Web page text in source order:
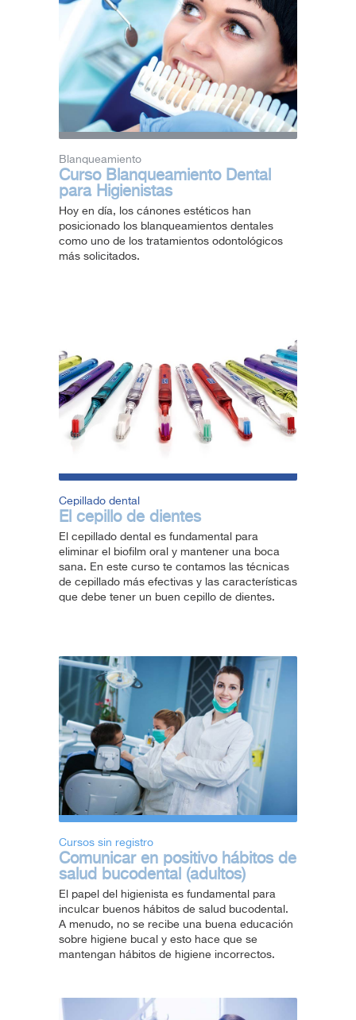
Blanqueamiento
Curso Blanqueamiento Dental
para Higienistas
Hoy en día, los cánones estéticos han
posicionado los blanqueamientos dentales
como uno de los tratamientos odontológicos
más solicitados.
Cepillado dental
El cepillo de dientes
El cepillado dental es fundamental para
eliminar el biofilm oral y mantener una boca
sana. En este curso te contamos las técnicas
de cepillado más efectivas y las características
que debe tener un buen cepillo de dientes.
Cursos sin registro
Comunicar en positivo hábitos de
salud bucodental (adultos)
El papel del higienista es fundamental para
inculcar buenos hábitos de salud bucodental.
A menudo, no se recibe una buena educación
sobre higiene bucal y esto hace que se
mantengan hábitos de higiene incorrectos.